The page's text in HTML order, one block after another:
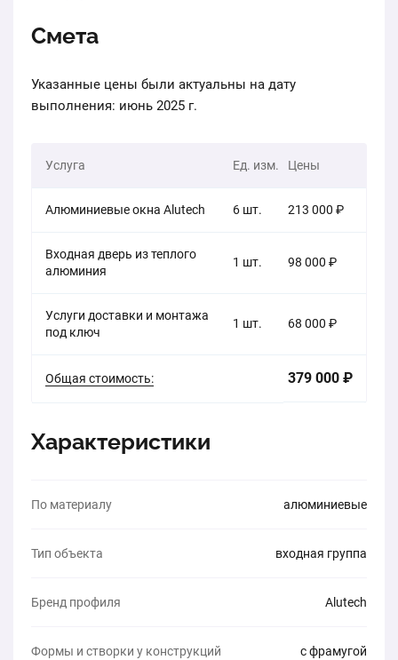
Смета
Указанные цены были актуальны на дату
выполнения: июнь 2025 г.
Услуга Ед. изм. Цены
Алюминиевые окна Alutech 6 шт. 213 000 ₽
Входная дверь из теплого
алюминия
1 шт. 98 000 ₽
Услуги доставки и монтажа
под ключ
1 шт. 68 000 ₽
Общая стоимость: 379 000 ₽
Характеристики
По материалу алюминиевые
Тип объекта входная группа
Бренд профиля Alutech
Формы и створки у конструкций с фрамугой